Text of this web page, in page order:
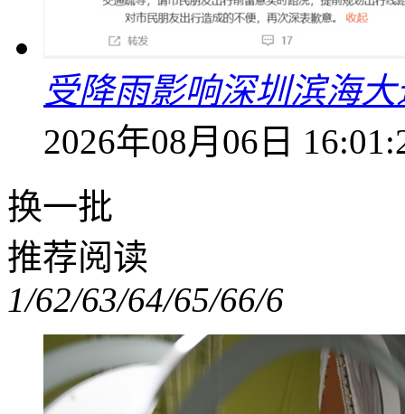
受降雨影响深圳滨海
2026年08月06日
换一批
推荐阅读
1/62/63/64/65/66/6